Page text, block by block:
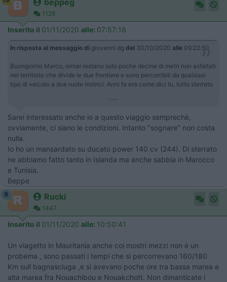
1128
Inserito il 01/11/2020 alle: 07:57:18
In risposta al messaggio di giovanni dg del 30/10/2020 alle 09:22:50
Buongiorno Marco, ormai restano solo poche decine di metri non asfaltati
nel territorio che divide le due frontiere e sono percorribili da qualsiasi
tipo di veicolo a due ruote motrici. Anni fa era come dici tu, tutto sterrato
...
Sarei interessato anche io a questo viaggio semprechè,
ovviamente, ci siano le condizioni. Intanto "sognare" non costa
nulla.
Io ho un mansardato su ducato power 140 cv (244). Di sterrato
ne abbiamo fatto tanto in Islanda ma anche sabbia in Marocco
e Tunisia.
Beppe
9 Rucki
1447
Inserito il 01/11/2020 alle: 10:50:41
Un viagetto in Mauritania anche coi mostri mezzi non é un
probema , sono passati i tempi che si percorrevano 160/180
Km sull bagnasciuga ,e si avevano poche ore tra bassa marea e
alta marea fra Nouachibou e Nouakchott. Non dimanticate i